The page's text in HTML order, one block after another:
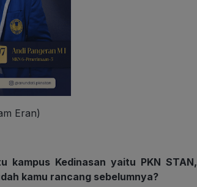
Eran)
kampus Kedinasan yaitu PKN STAN,
kamu rancang sebelumnya?